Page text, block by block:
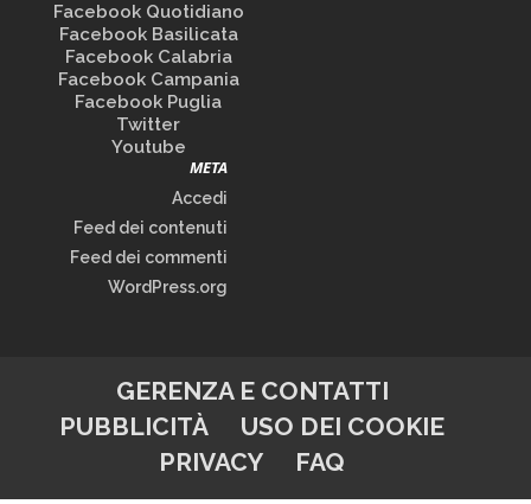
Facebook Quotidiano
Facebook Basilicata
Facebook Calabria
Facebook Campania
Facebook Puglia
Twitter
Youtube
META
Accedi
Feed dei contenuti
Feed dei commenti
WordPress.org
GERENZA E CONTATTI
PUBBLICITÀ
USO DEI COOKIE
PRIVACY
FAQ